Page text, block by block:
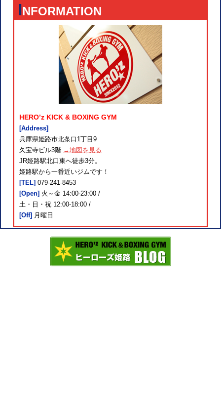
INFORMATION
HERO’z KICK & BOXING GYM
[Address]
兵庫県姫路市北条口1丁目9
久宝寺ビル3階 →地図を見る
JR姫路駅北口東へ徒歩3分。
姫路駅から一番近いジムです！
[TEL] 079-241-8453
[Open] 火～金 14:00-23:00 /
土・日・祝 12:00-18:00 /
[Off] 月曜日